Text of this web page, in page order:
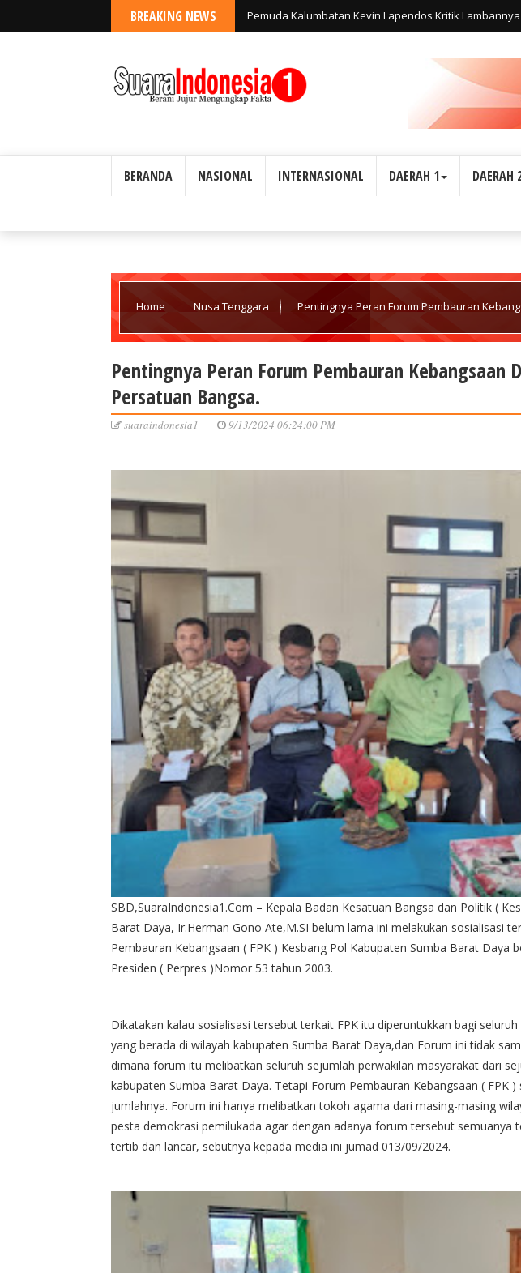
BREAKING NEWS KEMBALILAH PADA KHITAH: BANTUAN UNTUK RAKYAT,
BERANDA NASIONAL INTERNASIONAL DAERAH 1 DAERAH
Home Nusa Tenggara Pentingnya Peran Forum Pembauran
Pentingnya Peran Forum Pembauran Kebangsaan
Persatuan Bangsa.
suaraindonesia1 9/13/2024 06:24:00 PM
SBD,SuaraIndonesia1.Com – Kepala Badan Kesatuan Bangsa dan Politik (
Barat Daya, Ir.Herman Gono Ate,M.SI belum lama ini melakukan sosialisasi
Pembauran Kebangsaan ( FPK ) Kesbang Pol Kabupaten Sumba Barat Daya
Presiden ( Perpres )Nomor 53 tahun 2003.
Dikatakan kalau sosialisasi tersebut terkait FPK itu diperuntukkan bagi
yang berada di wilayah kabupaten Sumba Barat Daya,dan Forum ini tidak
dimana forum itu melibatkan seluruh sejumlah perwakilan masyarakat dari
kabupaten Sumba Barat Daya. Tetapi Forum Pembauran Kebangsaan ( FPK
jumlahnya. Forum ini hanya melibatkan tokoh agama dari masing-masing
pesta demokrasi pemilukada agar dengan adanya forum tersebut semuanya
tertib dan lancar, sebutnya kepada media ini jumad 013/09/2024.
WARTAWAN